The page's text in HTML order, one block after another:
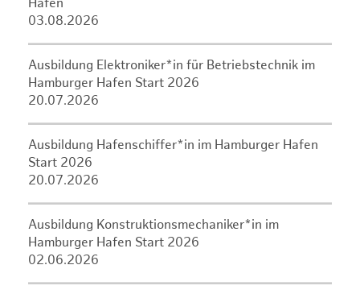
Hafen
03.08.2026
Ausbildung Elektroniker*in für Betriebstechnik im
Hamburger Hafen Start 2026
20.07.2026
Ausbildung Hafenschiffer*in im Hamburger Hafen
Start 2026
20.07.2026
Ausbildung Konstruktionsmechaniker*in im
Hamburger Hafen Start 2026
02.06.2026